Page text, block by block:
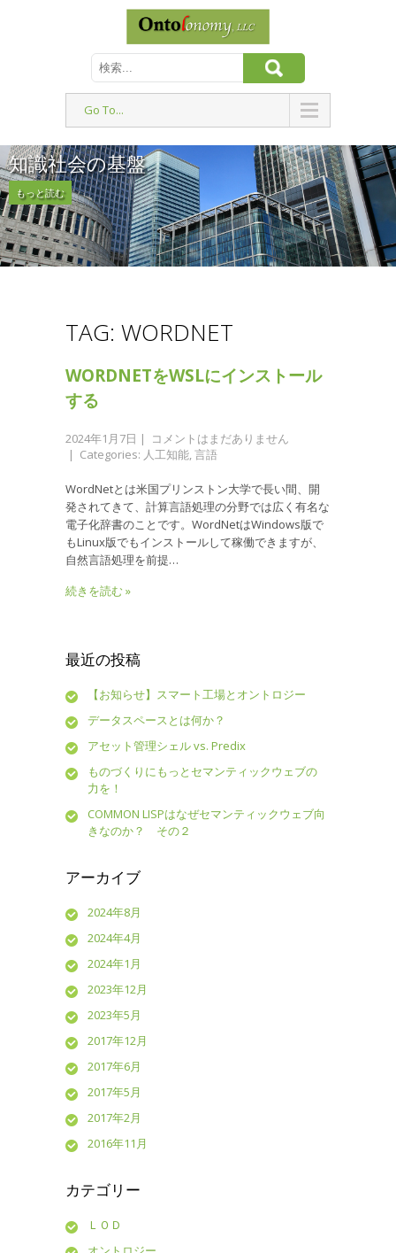
Go To...
知識社会の基盤
もっと読む
TAG: WORDNET
WORDNETをWSLにインストール
する
2024年1月7日 |
コメントはまだありません
| Categories: 人工知能 言語
WordNetとは米国プリンストン大学で長い間、開
発されてきて、計算言語処理の分野では広く有名な
電子化辞書のことです。WordNetはWindows版で
もLinux版でもインストールして稼働できますが、
自然言語処理を前提…
続きを読む »
最近の投稿
【お知らせ】スマート工場とオントロジー
データスペースとは何か？
アセット管理シェル vs. Predix
ものづくりにもっとセマンティックウェブの
力を！
COMMON LISPはなぜセマンティックウェブ向
きなのか？ その２
アーカイブ
2024年8月
2024年4月
2024年1月
2023年12月
2023年5月
2017年12月
2017年6月
2017年5月
2017年2月
2016年11月
カテゴリー
ＬＯＤ